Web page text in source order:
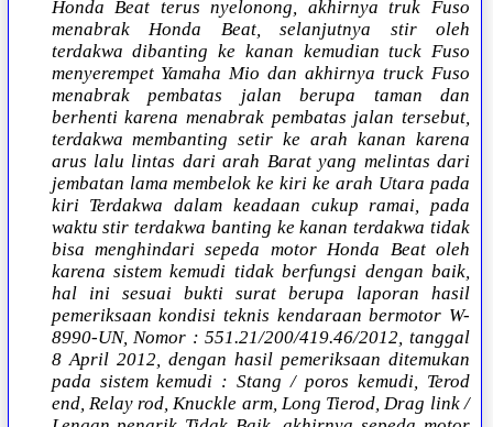
Honda Beat terus nyelonong, akhirnya truk Fuso
menabrak Honda Beat, selanjutnya stir oleh
terdakwa dibanting ke kanan kemudian tuck Fuso
menyerempet Yamaha Mio dan akhirnya truck Fuso
menabrak pembatas jalan berupa taman dan
berhenti karena menabrak pembatas jalan tersebut,
terdakwa membanting setir ke arah kanan karena
arus lalu lintas dari arah Barat yang melintas dari
jembatan lama membelok ke kiri ke arah Utara pada
kiri Terdakwa dalam keadaan cukup ramai, pada
waktu stir terdakwa banting ke kanan terdakwa tidak
bisa menghindari sepeda motor Honda Beat oleh
karena sistem kemudi tidak berfungsi dengan baik,
hal ini sesuai bukti surat berupa laporan hasil
pemeriksaan kondisi teknis kendaraan bermotor W-
8990-UN, Nomor : 551.21/200/419.46/2012, tanggal
8 April 2012, dengan hasil pemeriksaan ditemukan
pada sistem kemudi : Stang / poros kemudi, Terod
end, Relay rod, Knuckle arm, Long Tierod, Drag link /